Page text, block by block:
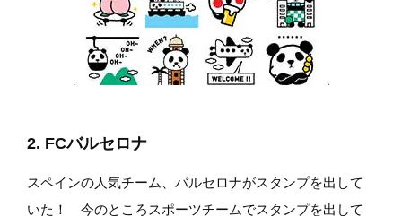
2. FCバルセロナ
スペインの人気チーム、バルセロナがスタンプを出して
いた！ 今のところスポーツチームでスタンプを出して